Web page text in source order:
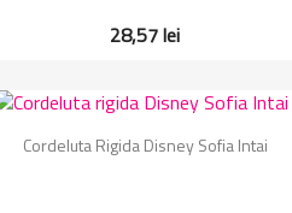
28,57 lei
Vizualizare rapida
Cordeluta Rigida Disney Sofia Intai